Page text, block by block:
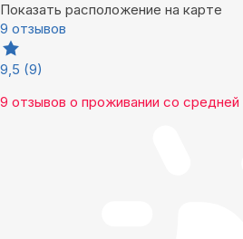
Показать расположение на карте
9 отзывов
9,5 (9)
9 отзывов о проживании со средней